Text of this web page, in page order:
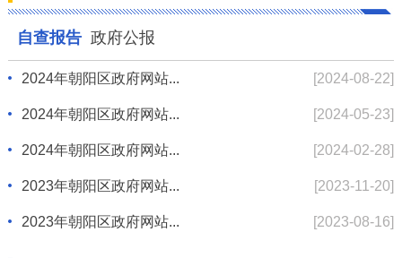
自查报告 政府公报
[2024-08-22]
2024年朝阳区政府网站...
[2024-05-23]
2024年朝阳区政府网站...
[2024-02-28]
2024年朝阳区政府网站...
[2023-11-20]
2023年朝阳区政府网站...
[2023-08-16]
2023年朝阳区政府网站...